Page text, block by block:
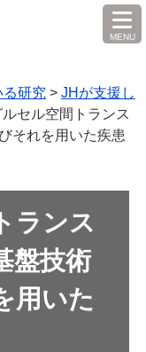
MENU
を
研究 > JHが支援し
セル空間トランス
それを用いた疾患
ランス
盤技術
用いた